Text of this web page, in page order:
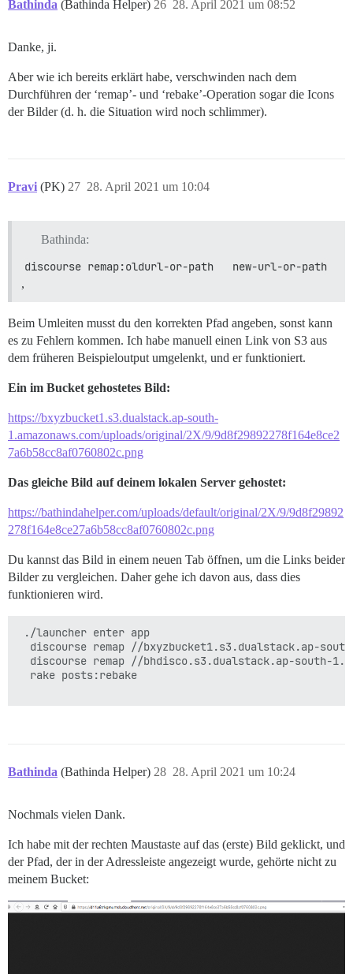
Bathinda (Bathinda Helper) 28. April 2021 um 08:52
26
Danke, ji.
Aber wie ich bereits erklärt habe, verschwinden nach dem
Durchführen der ‘remap’- und ‘rebake’-Operation sogar die Icons
der Bilder (d. h. die Situation wird noch schlimmer).
Pravi (PK) 28. April 2021 um 10:04
27
Bathinda:
discourse remap:oldurl-or-path   new-url-or-path
,
Beim Umleiten musst du den korrekten Pfad angeben, sonst kann
es zu Fehlern kommen. Ich habe manuell einen Link von S3 aus
dem früheren Beispieloutput umgelenkt, und er funktioniert.
Ein im Bucket gehostetes Bild:
https://bxyzbucket1.s3.dualstack.ap-south-
1.amazonaws.com/uploads/original/2X/9/9d8f29892278f164e8ce2
7a6b58cc8af0760802c.png
Das gleiche Bild auf deinem lokalen Server gehostet:
https://bathindahelper.com/uploads/default/original/2X/9/9d8f29892
278f164e8ce27a6b58cc8af0760802c.png
Du kannst das Bild in einem neuen Tab öffnen, um die Links beider
Bilder zu vergleichen. Daher gehe ich davon aus, dass dies
funktionieren wird.
./launcher enter app
discourse remap //bxyzbucket1.s3.dualstack.ap-
discourse remap //bhdisco.s3.dualstack.ap-south-
  rake posts:rebake
Bathinda (Bathinda Helper) 28. April 2021 um 10:24
28
Nochmals vielen Dank.
Ich habe mit der rechten Maustaste auf das (erste) Bild geklickt, und
der Pfad, der in der Adressleiste angezeigt wurde, gehörte nicht zu
meinem Bucket: